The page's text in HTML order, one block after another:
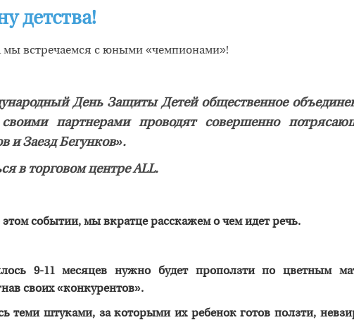
детства!
мы встречаемся с юными «чемпионами»!
День Защиты Детей общественное
партнерами проводят совершенно
и Заезд Бегунков».
в торговом центре ALL.
событии, мы вкратце расскажем о чем идет речь.
9-11 месяцев нужно будет проползти по цветным
своих «конкурентов».
теми штуками, за которыми их ребенок готов ползти,